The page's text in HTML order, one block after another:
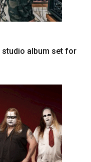
studio album set for